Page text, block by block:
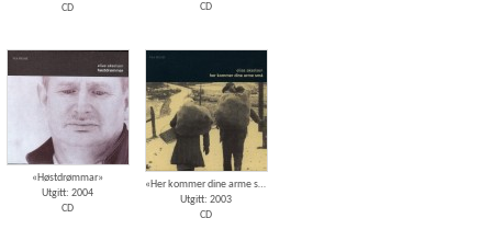
CD
CD
«Høstdrømmar»
Utgitt: 2004
CD
«Her kommer dine arme små»
Utgitt: 2003
CD